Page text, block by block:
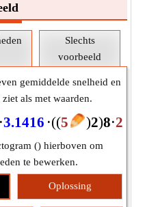
Slechts
voorbeeld
gemiddelde snelheid en
als met waarden.
⋅3.1416 ⋅((5 )2)8⋅
() hierboven om
te bewerken.
Oplossing